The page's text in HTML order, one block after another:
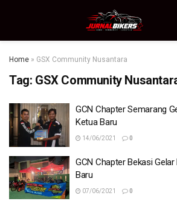
Home » GSX Community Nusantara
Tag: GSX Community
GCN Chapter Semarang
Ketua Baru
14/06/2021 0
GCN Chapter Bekasi
Baru
07/06/2021 0